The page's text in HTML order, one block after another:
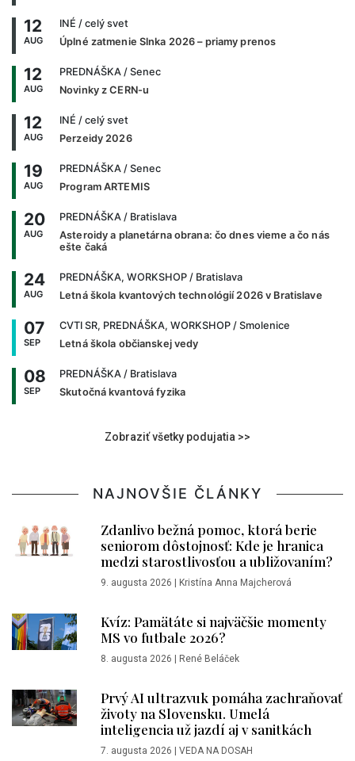
12
AUG
INÉ / celý svet
Úplné zatmenie Slnka 2026 – priamy prenos
12
AUG
PREDNÁŠKA / Senec
Novinky z CERN-u
12
AUG
INÉ / celý svet
Perzeidy 2026
19
AUG
PREDNÁŠKA / Senec
Program ARTEMIS
20
AUG
PREDNÁŠKA / Bratislava
Asteroidy a planetárna obrana: čo dnes vieme a čo nás
ešte čaká
24
AUG
PREDNÁŠKA, WORKSHOP / Bratislava
Letná škola kvantových technológií 2026 v Bratislave
07
SEP
CVTI SR, PREDNÁŠKA, WORKSHOP / Smolenice
Letná škola občianskej vedy
08
SEP
PREDNÁŠKA / Bratislava
Skutočná kvantová fyzika
Zobraziť všetky podujatia >>
NAJNOVŠIE ČLÁNKY
Zdanlivo bežná pomoc, ktorá berie
seniorom dôstojnosť: Kde je hranica
medzi starostlivosťou a ubližovaním?
9. augusta 2026 | Kristína Anna Majcherová
Kvíz: Pamätáte si najväčšie momenty
MS vo futbale 2026?
8. augusta 2026 | René Beláček
Prvý AI ultrazvuk pomáha zachraňovať
životy na Slovensku. Umelá
inteligencia už jazdí aj v sanitkách
7. augusta 2026 | VEDA NA DOSAH